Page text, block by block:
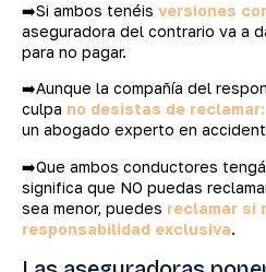
➡️Si ambos tenéis versiones
aseguradora del contrario va a
para no pagar.
➡️Aunque la compañía del
culpa no desistas de reclamar:
un abogado experto en
➡️Que ambos conductores
significa que NO puedas
sea menor, puedes reclamar si
responsabilidad exclusiva.